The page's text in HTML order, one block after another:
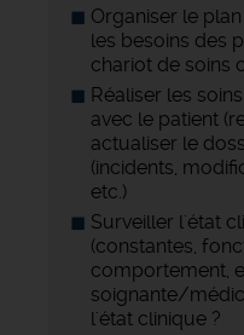
Organiser le
les besoins des
chariot de soins
Réaliser les
avec le patient
actualiser le
(incidents,
etc.)
Surveiller l'état
(constantes,
comportement,
soignante/
l'état clinique ?